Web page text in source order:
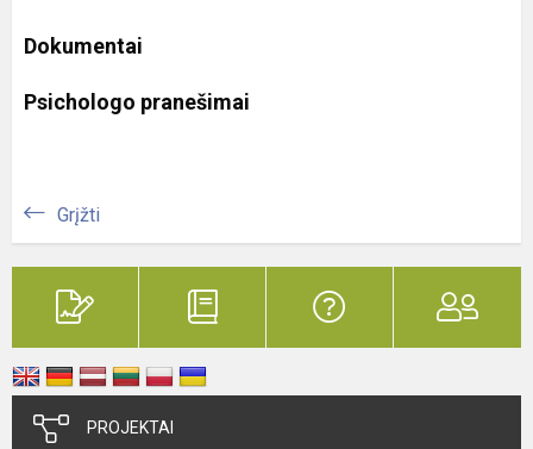
Dokumentai
Psichologo pranešimai
Grįžti
PROJEKTAI